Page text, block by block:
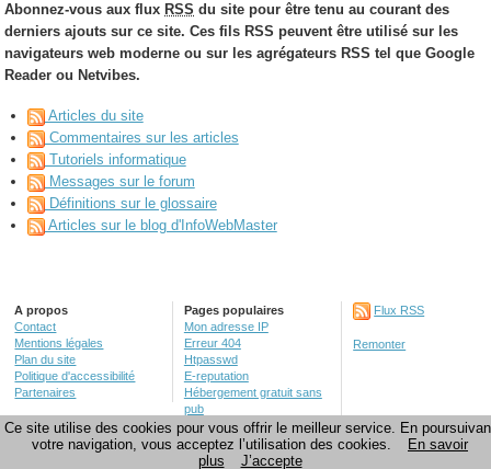
Abonnez-vous aux flux RSS du site pour être tenu au courant des
derniers ajouts sur ce site. Ces fils RSS peuvent être utilisé sur les
navigateurs web moderne ou sur les agrégateurs RSS tel que Google
Reader ou Netvibes.
Articles du site
Commentaires sur les articles
Tutoriels informatique
Messages sur le forum
Définitions sur le glossaire
Articles sur le blog d'InfoWebMaster
A propos
Contact
Mentions légales
Plan du site
Politique d'accessibilité
Partenaires
Pages populaires
Mon adresse IP
Erreur 404
Htpasswd
E-reputation
Hébergement gratuit sans
pub
Créer un site web
Flux RSS
Remonter
Ce site utilise des cookies pour vous offrir le meilleur service. En
votre navigation, vous acceptez l’utilisation des cookies.
En savoir
plus
J’accepte